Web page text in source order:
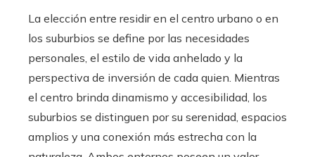
La elección entre residir en el centro urbano o en
los suburbios se define por las necesidades
personales, el estilo de vida anhelado y la
perspectiva de inversión de cada quien. Mientras
el centro brinda dinamismo y accesibilidad, los
suburbios se distinguen por su serenidad, espacios
amplios y una conexión más estrecha con la